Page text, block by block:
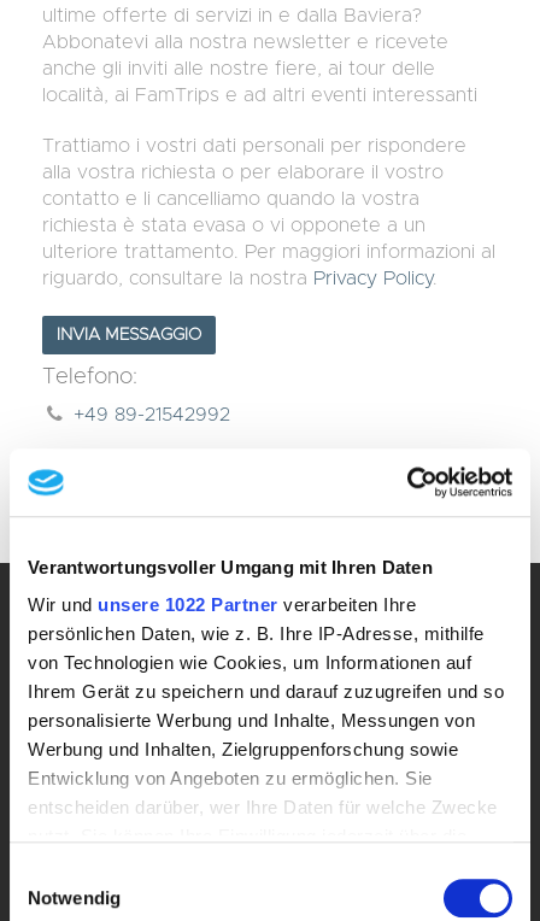
Verantwortungsvoller Umgang mit Ihren Daten
Wir und unsere 1022 Partner verarbeiten Ihre
persönlichen Daten, wie z. B. Ihre IP-Adresse, mithilfe
von Technologien wie Cookies, um Informationen auf
Ihrem Gerät zu speichern und darauf zuzugreifen und so
personalisierte Werbung und Inhalte, Messungen von
Werbung und Inhalten, Zielgruppenforschung sowie
Entwicklung von Angeboten zu ermöglichen. Sie
entscheiden darüber, wer Ihre Daten für welche Zwecke
Trigger Symbol ändern oder widerrufen
Notwendig
ultime offerte di servizi in e dalla Baviera?
Abbonatevi alla nostra newsletter e ricevete
anche gli inviti alle nostre fiere, ai tour delle
località, ai FamTrips e ad altri eventi interessanti
Trattiamo i vostri dati personali per rispondere
alla vostra richiesta o per elaborare il vostro
contatto e li cancelliamo quando la vostra
richiesta è stata evasa o vi opponete a un
ulteriore trattamento. Per maggiori informazioni al
riguardo, consultare la nostra Privacy Policy.
Telefono:
+49 89-21542992
Contatti
info@mice-alps.com
+49 89-21542992
Ulteriori informazioni